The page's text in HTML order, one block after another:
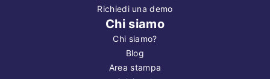
Richiedi una demo
Chi siamo
Chi siamo?
Blog
Area stampa